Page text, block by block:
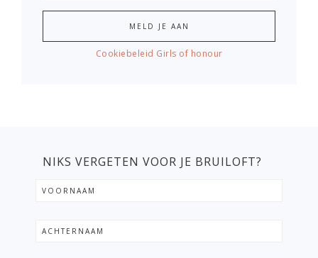
Cookiebeleid Girls of honour
NIKS VERGETEN VOOR JE BRUILOFT?